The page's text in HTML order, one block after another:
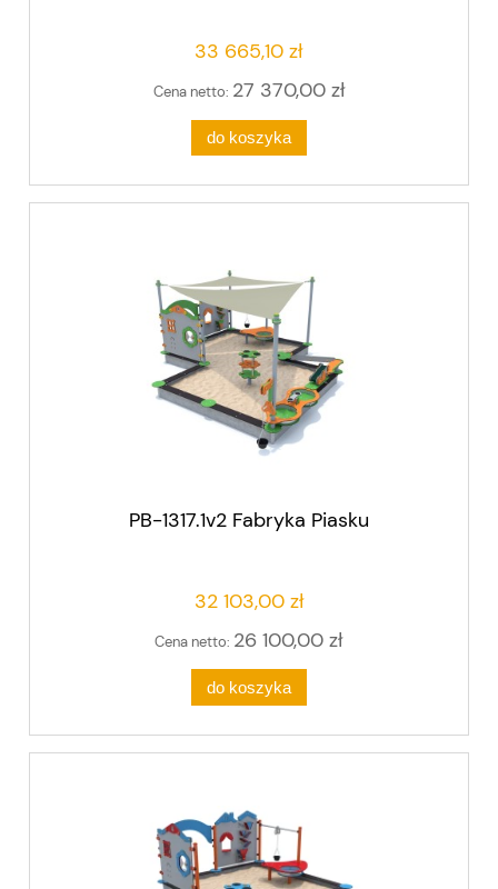
33 665,10 zł
Cena netto: 27 370,00 zł
do koszyka
PB-1317.1v2 Fabryka Piasku
32 103,00 zł
Cena netto: 26 100,00 zł
do koszyka